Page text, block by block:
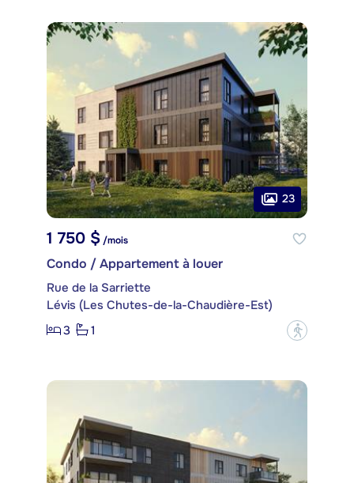
23
1 750 $ /mois
Condo / Appartement à louer
Rue de la Sarriette
Lévis (Les Chutes-de-la-Chaudière-Est)
3
1 ?